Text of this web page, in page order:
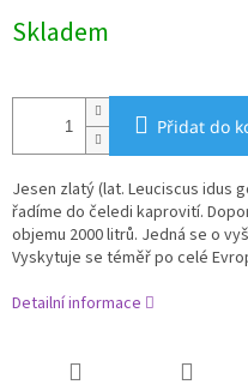
cena:
Skladem
Přidat do
Jesen zlatý (lat. Leuciscus idus
řadíme do čeledi kaprovití.
objemu 2000 litrů. Jedná se o
Vyskytuje se téměř po celé
Detailní informace